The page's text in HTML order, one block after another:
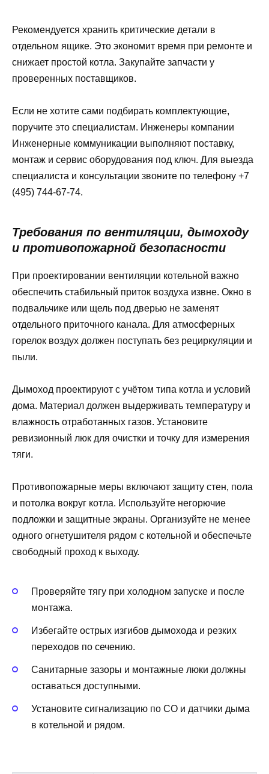
Рекомендуется хранить критические детали в
отдельном ящике. Это экономит время при ремонте и
снижает простой котла. Закупайте запчасти у
проверенных поставщиков.
Если не хотите сами подбирать комплектующие,
поручите это специалистам. Инженеры компании
Инженерные коммуникации выполняют поставку,
монтаж и сервис оборудования под ключ. Для выезда
специалиста и консультации звоните по телефону +7
(495) 744‑67‑74.
Требования по вентиляции, дымоходу
и противопожарной безопасности
При проектировании вентиляции котельной важно
обеспечить стабильный приток воздуха извне. Окно в
подвальчике или щель под дверью не заменят
отдельного приточного канала. Для атмосферных
горелок воздух должен поступать без рециркуляции и
пыли.
Дымоход проектируют с учётом типа котла и условий
дома. Материал должен выдерживать температуру и
влажность отработанных газов. Установите
ревизионный люк для очистки и точку для измерения
тяги.
Противопожарные меры включают защиту стен, пола
и потолка вокруг котла. Используйте негорючие
подложки и защитные экраны. Организуйте не менее
одного огнетушителя рядом с котельной и обеспечьте
свободный проход к выходу.
Проверяйте тягу при холодном запуске и после
монтажа.
Избегайте острых изгибов дымохода и резких
переходов по сечению.
Санитарные зазоры и монтажные люки должны
оставаться доступными.
Установите сигнализацию по CO и датчики дыма
в котельной и рядом.